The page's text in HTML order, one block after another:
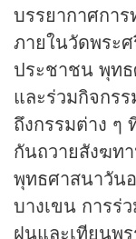
บรรยากาศกา
ภายในวัดพระ
ประชาชน พุท
และร่วมกิจกร
ถึงกรรมต่าง ๆ
กันถวายสังฆท
พุทธศาสนาวัน
บางเขน การร่
ฝนและเทียนพ